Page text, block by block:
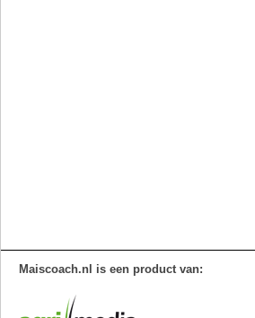
Maiscoach.nl is een product van: